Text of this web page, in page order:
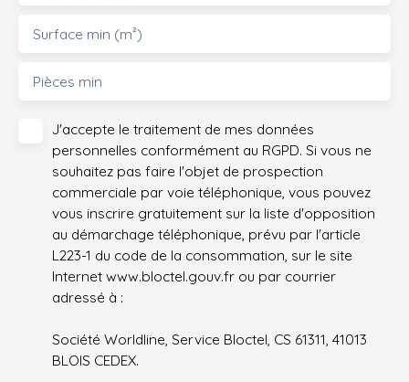
Surface min (m²)
Pièces min
J'accepte le traitement de mes données
personnelles conformément au RGPD. Si vous ne
souhaitez pas faire l'objet de prospection
commerciale par voie téléphonique, vous pouvez
vous inscrire gratuitement sur la liste d'opposition
au démarchage téléphonique, prévu par l'article
L223-1 du code de la consommation, sur le site
Internet www.bloctel.gouv.fr ou par courrier
adressé à :
Société Worldline, Service Bloctel, CS 61311, 41013
BLOIS CEDEX.